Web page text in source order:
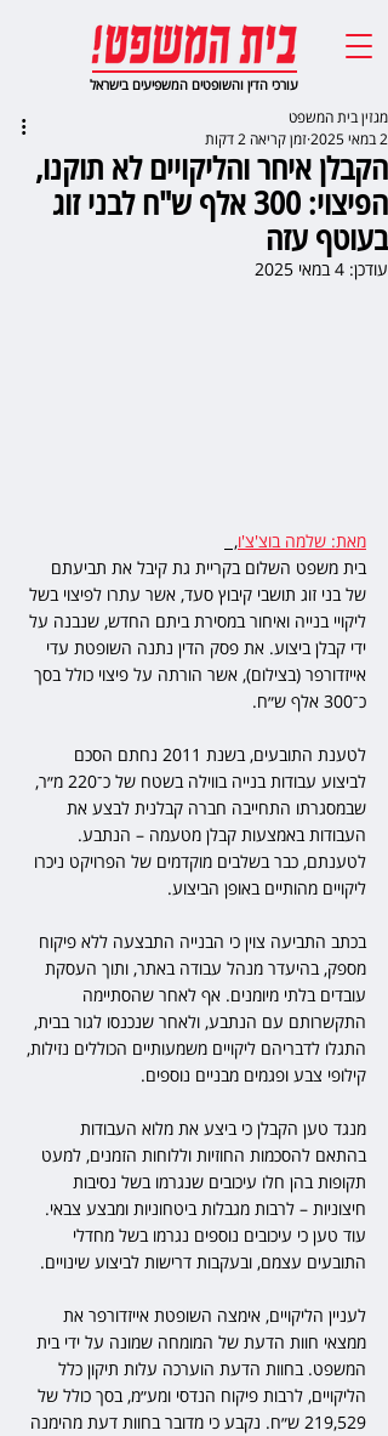
עורכי הדין והשופטים המשפיעים בישראל
הקבלן איחר והליקויים לא תוקנו,
הפיצוי: 300 אלף ש"ח לבני זוג
בעוטף עזה
מגזין בית המשפט
2 במאי 2025
זמן קריאה 2 דקות
עודכן: 4 במאי 2025
מאת: שלמה בוצ'צ'ו,
בית משפט השלום בקריית גת קיבל את תביעתם
של בני זוג תושבי קיבוץ סעד, אשר עתרו לפיצוי בשל
ליקויי בנייה ואיחור במסירת ביתם החדש, שנבנה על
ידי קבלן ביצוע. את פסק הדין נתנה השופטת עדי
אייזדורפר (בצילום), אשר הורתה על פיצוי כולל בסך
כ־300 אלף ש״ח.
לטענת התובעים, בשנת 2011 נחתם הסכם
לביצוע עבודות בנייה בווילה בשטח של כ־220 מ״ר,
שבמסגרתו התחייבה חברה קבלנית לבצע את
העבודות באמצעות קבלן מטעמה – הנתבע.
לטענתם, כבר בשלבים מוקדמים של הפרויקט ניכרו
ליקויים מהותיים באופן הביצוע.
בכתב התביעה צוין כי הבנייה התבצעה ללא פיקוח
מספק, בהיעדר מנהל עבודה באתר, ותוך העסקת
עובדים בלתי מיומנים. אף לאחר שהסתיימה
התקשרותם עם הנתבע, ולאחר שנכנסו לגור בבית,
התגלו לדבריהם ליקויים משמעותיים הכוללים נזילות,
קילופי צבע ופגמים מבניים נוספים.
מנגד טען הקבלן כי ביצע את מלוא העבודות
בהתאם להסכמות החוזיות וללוחות הזמנים, למעט
תקופות בהן חלו עיכובים שנגרמו בשל נסיבות
חיצוניות – לרבות מגבלות ביטחוניות ומבצע צבאי.
עוד טען כי עיכובים נוספים נגרמו בשל מחדלי
התובעים עצמם, ובעקבות דרישות לביצוע שינויים.
לעניין הליקויים, אימצה השופטת אייזדורפר את
ממצאי חוות הדעת של המומחה שמונה על ידי בית
המשפט. בחוות הדעת הוערכה עלות תיקון כלל
הליקויים, לרבות פיקוח הנדסי ומע״מ, בסך כולל של
219,529 ש״ח. נקבע כי מדובר בחוות דעת מהימנה